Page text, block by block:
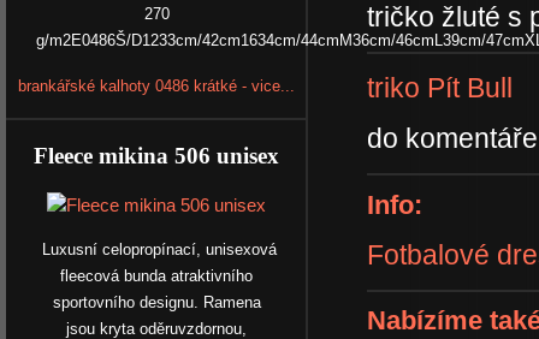
270
g/m2E0486Š/D1233cm/42cm1634cm/44cmM36cm/46cmL39cm/
brankářské kalhoty 0486 krátké - vice...
Fleece mikina 506 unisex
Luxusní celopropínací, unisexová
fleecová bunda atraktivního
sportovního designu. Ramena
jsou kryta oděruvzdornou,
tričko žluté s
triko Pít Bull
do
Info:
Fotbalové
Nabízíme